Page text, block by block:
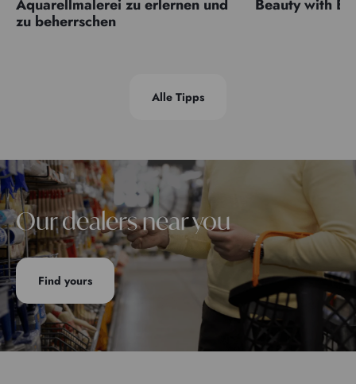
Aquarellmalerei zu erlernen und
zu beherrschen
Beauty with
Alle Tipps
Our dealers near you
Find yours